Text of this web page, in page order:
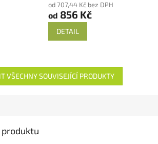
od 707,44 Kč bez DPH
od 856 Kč
DETAIL
VŠECHNY SOUVISEJÍCÍ PRODUKTY